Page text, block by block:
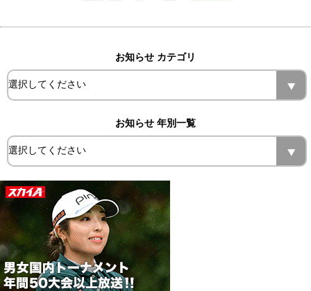
お知らせ カテゴリ
お知らせ 年別一覧